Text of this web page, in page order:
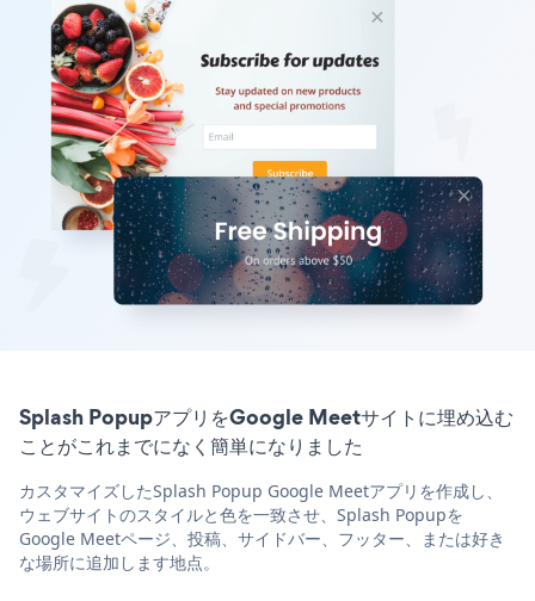
Splash PopupアプリをGoogle Meetサイトに埋め込む
ことがこれまでになく簡単になりました
カスタマイズしたSplash Popup Google Meetアプリを作成し、
ウェブサイトのスタイルと色を一致させ、Splash Popupを
Google Meetページ、投稿、サイドバー、フッター、または好き
な場所に追加します地点。